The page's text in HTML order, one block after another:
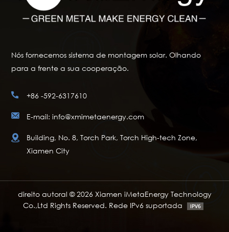
Nós fornecemos sistema de montagem solar. Olhando
para a frente a sua cooperação.
+86 -592-6317610
E-mail: info@xmimetaenergy.com
Building, No. 8, Torch Park, Torch High-tech Zone,
Xiamen City
direito autoral © 2026 Xiamen iMetaEnergy Technology
Co.,Ltd Rights Reserved. Rede IPv6 suportada